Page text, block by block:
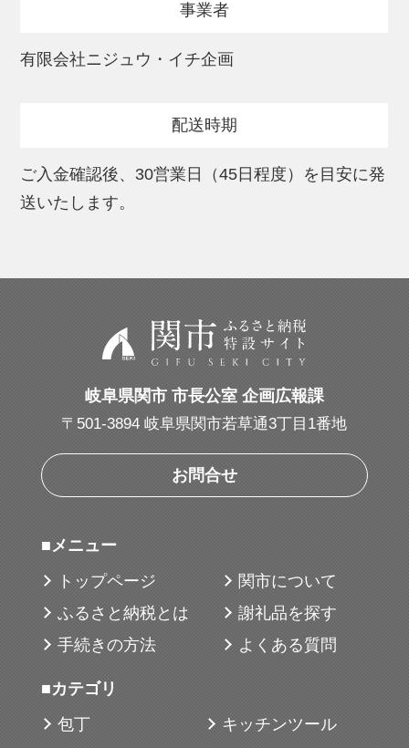
事業者
有限会社ニジュウ・イチ企画
配送時期
ご入金確認後、30営業日（45日程度）を目安に発
送いたします。
岐阜県関市 市長公室 企画広報課
〒501-3894 岐阜県関市若草通3丁目1番地
お問合せ
■メニュー
トップページ
関市について
ふるさと納税とは
謝礼品を探す
手続きの方法
よくある質問
■カテゴリ
包丁
キッチンツール